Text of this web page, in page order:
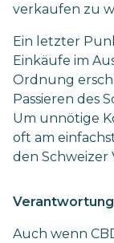
verkaufen zu
Ein letzter
Einkäufe im
Ordnung
Passieren des
Um unnötige
oft am
den Schweizer
Auch wenn